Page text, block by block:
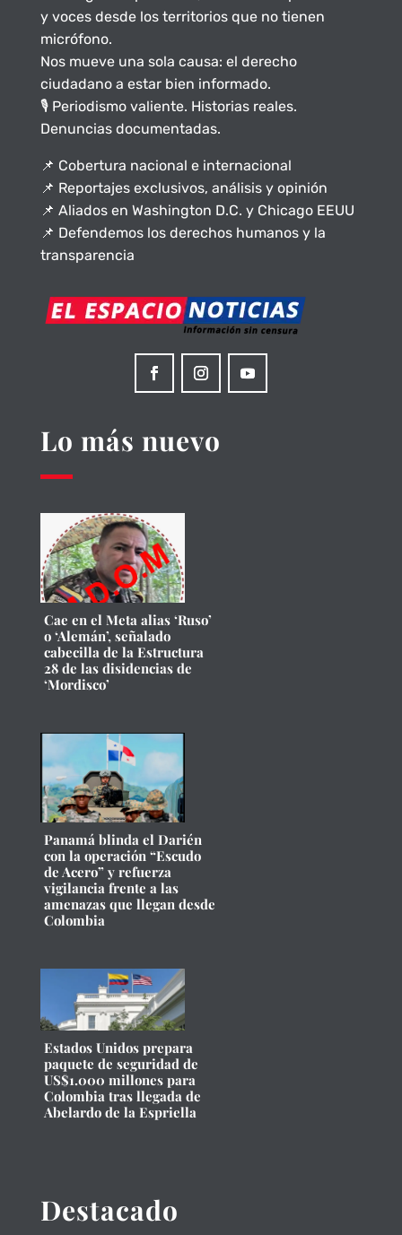
y voces desde los territorios que no tienen
micrófono.
Nos mueve una sola causa: el derecho
ciudadano a estar bien informado.
🎙️ Periodismo valiente. Historias reales.
Denuncias documentadas.
📌 Cobertura nacional e internacional
📌 Reportajes exclusivos, análisis y opinión
📌 Aliados en Washington D.C. y Chicago EEUU
📌 Defendemos los derechos humanos y la
transparencia
Lo más nuevo
Cae en el Meta alias ‘Ruso’
o ‘Alemán’, señalado
cabecilla de la Estructura
28 de las disidencias de
‘Mordisco’
Panamá blinda el Darién
con la operación “Escudo
de Acero” y refuerza
vigilancia frente a las
amenazas que llegan desde
Colombia
Estados Unidos prepara
paquete de seguridad de
US$1.000 millones para
Colombia tras llegada de
Abelardo de la Espriella
Destacado